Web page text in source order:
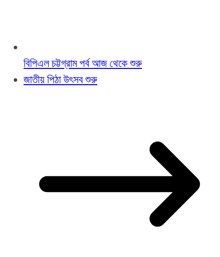
বিপিএল চট্টগ্রাম পর্ব আজ থেকে শুরু
জাতীয় পিঠা উৎসব শুরু